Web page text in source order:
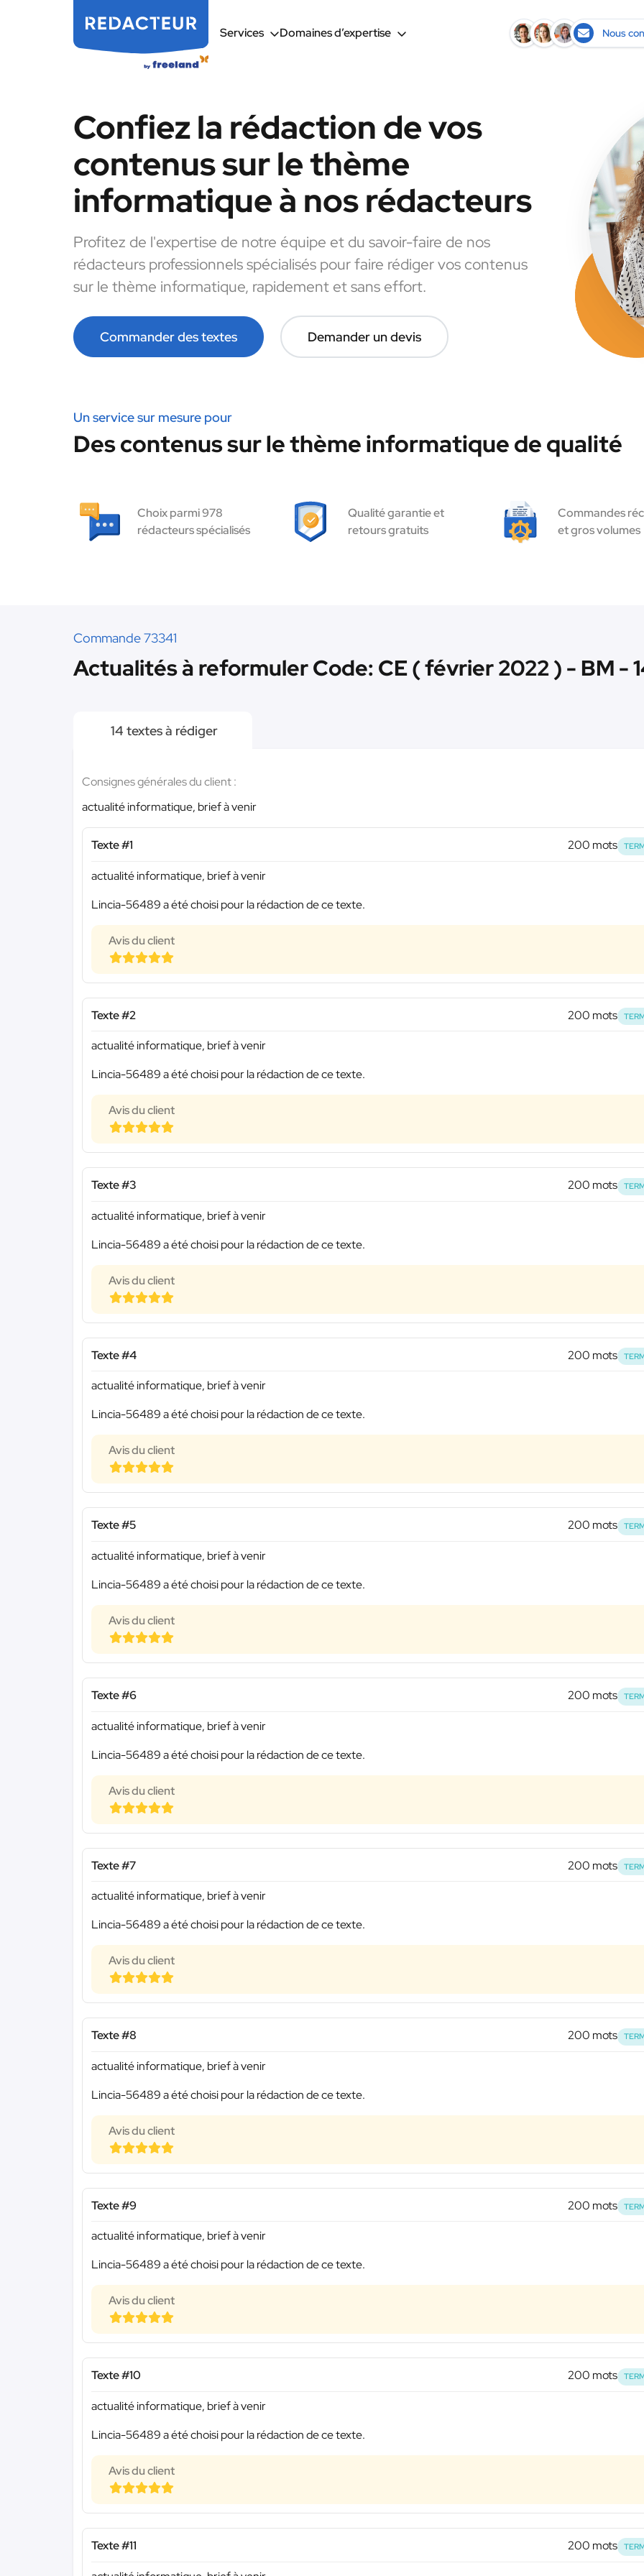
Services Domaines d’expertise Nous
Confiez la rédaction de vos
contenus sur le thème
informatique à nos rédacteurs
Profitez de l'expertise de notre équipe et du savoir-faire de nos
rédacteurs professionnels spécialisés pour faire rédiger vos contenus
sur le thème informatique, rapidement et sans effort.
Commander des textes Demander un devis
Un service sur mesure pour
Des contenus sur le thème informatique de qualité
Choix parmi 978
rédacteurs spécialisés
Qualité garantie et
retours gratuits
Commandes
et gros volumes
Commande 73341
Actualités à reformuler Code: CE ( février 2022 ) - BM -
14 textes à rédiger
Consignes générales du client :
actualité informatique, brief à venir
Texte #1 200 mots
actualité informatique, brief à venir
Lincia-56489 a été choisi pour la rédaction de ce texte.
Avis du client
Texte #2 200 mots
actualité informatique, brief à venir
Lincia-56489 a été choisi pour la rédaction de ce texte.
Avis du client
Texte #3 200 mots
actualité informatique, brief à venir
Lincia-56489 a été choisi pour la rédaction de ce texte.
Avis du client
Texte #4 200 mots
actualité informatique, brief à venir
Lincia-56489 a été choisi pour la rédaction de ce texte.
Avis du client
Texte #5 200 mots
actualité informatique, brief à venir
Lincia-56489 a été choisi pour la rédaction de ce texte.
Avis du client
Texte #6 200 mots
actualité informatique, brief à venir
Lincia-56489 a été choisi pour la rédaction de ce texte.
Avis du client
Texte #7 200 mots
actualité informatique, brief à venir
Lincia-56489 a été choisi pour la rédaction de ce texte.
Avis du client
Texte #8 200 mots
actualité informatique, brief à venir
Lincia-56489 a été choisi pour la rédaction de ce texte.
Avis du client
Texte #9 200 mots
actualité informatique, brief à venir
Lincia-56489 a été choisi pour la rédaction de ce texte.
Avis du client
Texte #10 200 mots
actualité informatique, brief à venir
Lincia-56489 a été choisi pour la rédaction de ce texte.
Avis du client
Texte #11 200 mots